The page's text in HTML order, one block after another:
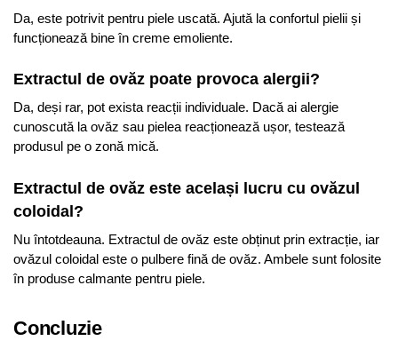
Da, este potrivit pentru piele uscată. Ajută la confortul pielii și
funcționează bine în creme emoliente.
Extractul de ovăz poate provoca alergii?
Da, deși rar, pot exista reacții individuale. Dacă ai alergie
cunoscută la ovăz sau pielea reacționează ușor, testează
produsul pe o zonă mică.
Extractul de ovăz este același lucru cu ovăzul
coloidal?
Nu întotdeauna. Extractul de ovăz este obținut prin extracție, iar
ovăzul coloidal este o pulbere fină de ovăz. Ambele sunt folosite
în produse calmante pentru piele.
Concluzie